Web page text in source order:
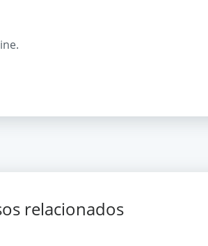
relacionados